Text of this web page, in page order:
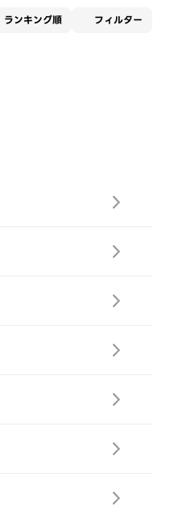
ランキング順 フィルター